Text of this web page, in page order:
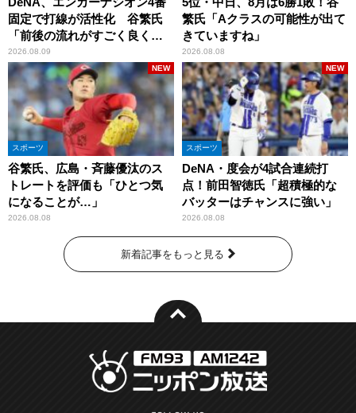
固定で打線が活性化 谷繁氏
「前後の流れがすごく良くな
りましたね」
2026.08.09
繁氏「Aクラスの可能性が出て
きていますね」
2026.08.08
スポーツ
谷繁氏、広島・斉藤優汰のス
トレートを評価も「ひとつ気
になることが…」
2026.08.08
NEW
スポーツ
DeNA・度会が4試合連続打
点！前田智徳氏「超積極的な
バッターはチャンスに強い」
2026.08.08
NEW
新着記事をもっと見る